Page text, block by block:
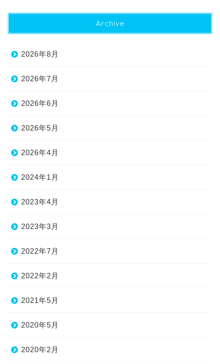
Archive
2026年8月
2026年7月
2026年6月
2026年5月
2026年4月
2024年1月
2023年4月
2023年3月
2022年7月
2022年2月
2021年5月
2020年5月
2020年2月